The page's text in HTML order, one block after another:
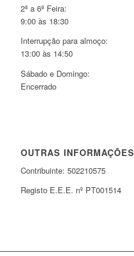
2ª a 6ª Feira:
9:00 às 18:30
Interrupção para almoço:
13:00 às 14:50
Sábado e Domingo:
Encerrado
OUTRAS INFORMAÇÕES
Contribuinte: 502210575
Registo E.E.E. nº PT001514